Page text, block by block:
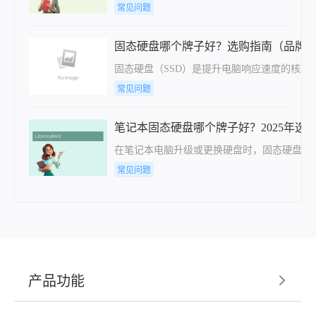
常见问题
固态硬盘哪个牌子好？选购指南（品牌
固态硬盘（SSD）是提升电脑响应速度的核
常见问题
笔记本固态硬盘哪个牌子好？2025年选
在笔记本电脑升级或更换硬盘时，固态硬盘
常见问题
产品功能